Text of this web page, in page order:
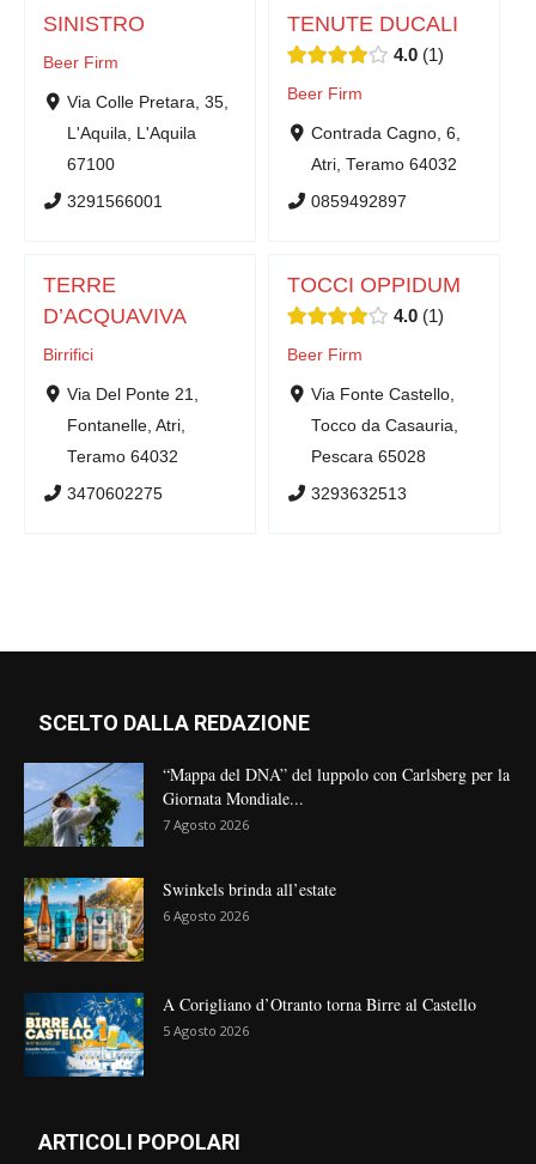
SINISTRO
Beer Firm
Via Colle Pretara, 35,
L'Aquila, L'Aquila
67100
3291566001
TENUTE DUCALI
4.0 1
Beer Firm
Contrada Cagno, 6,
Atri, Teramo 64032
0859492897
TERRE
D’ACQUAVIVA
Birrifici
Via Del Ponte 21,
Fontanelle, Atri,
Teramo 64032
3470602275
TOCCI OPPIDUM
4.0 1
Beer Firm
Via Fonte Castello,
Tocco da Casauria,
Pescara 65028
3293632513
SCELTO DALLA REDAZIONE
“Mappa del DNA” del luppolo con Carlsberg per la
Giornata Mondiale...
7 Agosto 2026
Swinkels brinda all’estate
6 Agosto 2026
A Corigliano d’Otranto torna Birre al Castello
5 Agosto 2026
ARTICOLI POPOLARI